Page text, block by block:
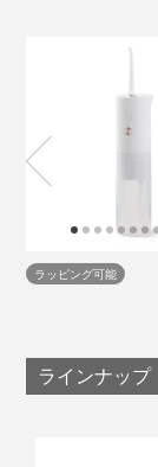
毎日の歯ブ
もちろん、『
ら、水がかか
級「IPX7」な
『APIYOO』
ても、ねとね
驚いています
水流モー
マッサージ
アダプタ：
電池容量：
材質：本体
準ノズル1
ラッピング可能
ラインナップ